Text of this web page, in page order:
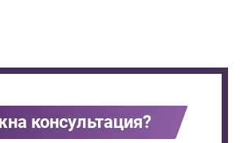
консультация?